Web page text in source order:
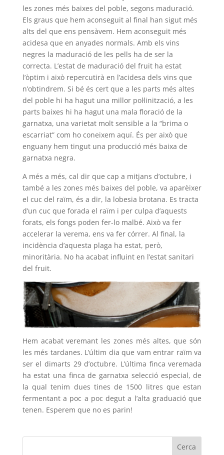
les zones més baixes del poble, segons maduració.
Els graus que hem aconseguit al final han sigut més
alts del que ens pensàvem. Hem aconseguit més
acidesa que en anyades normals. Amb els vins
negres la maduració de les pells ha de ser la
correcta. L’estat de maduració del fruit ha estat
l’òptim i això repercutirà en l’acidesa dels vins que
n’obtindrem. Si bé és cert que a les parts més altes
del poble hi ha hagut una millor pol·linització, a les
parts baixes hi ha hagut una mala floració de la
garnatxa, una varietat molt sensible a la “brima o
escarriat” com ho coneixem aquí. És per això que
enguany hem tingut una producció més baixa de
garnatxa negra.
A més a més, cal dir que cap a mitjans d’octubre, i
també a les zones més baixes del poble, va aparèixer
el cuc del raïm, és a dir, la lobesia brotana. Es tracta
d’un cuc que forada el raïm i per culpa d’aquests
forats, els fongs poden fer-lo malbé. Això va fer
accelerar la verema, ens va fer córrer. Al final, la
incidència d’aquesta plaga ha estat, però,
minoritària. No ha acabat influint en l’estat sanitari
del fruit.
Hem acabat veremant les zones més altes, que són
les més tardanes. L’últim dia que vam entrar raïm va
ser el dimarts 29 d’octubre. L’última finca veremada
ha estat una finca de garnatxa selecció especial, de
la qual tenim dues tines de 1500 litres que estan
fermentant a poc a poc degut a l’alta graduació que
tenen. Esperem que no es parin!
Cerca